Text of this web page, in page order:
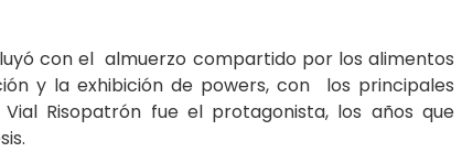
con el almuerzo compartido por los alimentos
y la exhibición de powers, con los principales
Risopatrón fue el protagonista, los años que